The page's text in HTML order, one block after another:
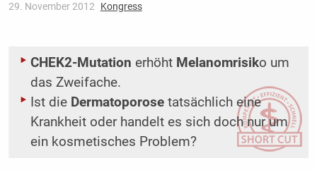
29. November 2012 Kongress
CHEK2-Mutation erhöht Melanomrisiko um
das Zweifache.
Ist die Dermatoporosetatsächlich eine
Krankheit oder handelt es sich doch nur um
ein kosmetisches Problem?